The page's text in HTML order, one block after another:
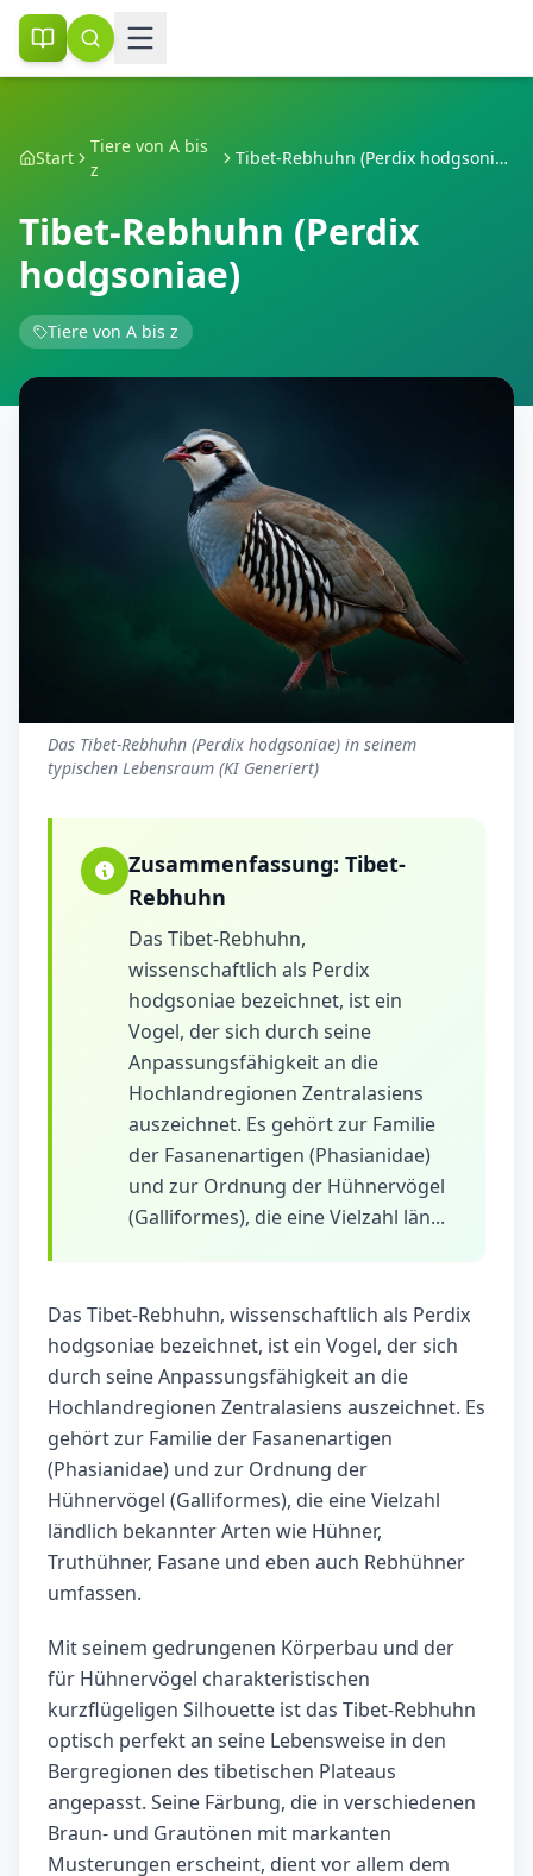
Start
Tiere von A bis
z
Tibet-Rebhuhn (Perdix hodgsoniae)
Tibet-Rebhuhn (Perdix
hodgsoniae)
Tiere von A bis z
Das Tibet-Rebhuhn (Perdix hodgsoniae) in seinem
typischen Lebensraum (KI Generiert)
Zusammenfassung: Tibet-
Rebhuhn
Das Tibet-Rebhuhn,
wissenschaftlich als Perdix
hodgsoniae bezeichnet, ist ein
Vogel, der sich durch seine
Anpassungsfähigkeit an die
Hochlandregionen Zentralasiens
auszeichnet. Es gehört zur Familie
der Fasanenartigen (Phasianidae)
und zur Ordnung der Hühnervögel
(Galliformes), die eine Vielzahl län...
Das Tibet-Rebhuhn, wissenschaftlich als Perdix
hodgsoniae bezeichnet, ist ein Vogel, der sich
durch seine Anpassungsfähigkeit an die
Hochlandregionen Zentralasiens auszeichnet. Es
gehört zur Familie der Fasanenartigen
(Phasianidae) und zur Ordnung der
Hühnervögel (Galliformes), die eine Vielzahl
ländlich bekannter Arten wie Hühner,
Truthühner, Fasane und eben auch Rebhühner
umfassen.
Mit seinem gedrungenen Körperbau und der
für Hühnervögel charakteristischen
kurzflügeligen Silhouette ist das Tibet-Rebhuhn
optisch perfekt an seine Lebensweise in den
Bergregionen des tibetischen Plateaus
angepasst. Seine Färbung, die in verschiedenen
Braun- und Grautönen mit markanten
Musterungen erscheint, dient vor allem dem